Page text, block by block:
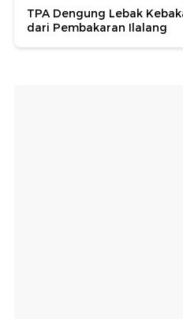
TPA Dengung Lebak
dari Pembakaran Ilalang